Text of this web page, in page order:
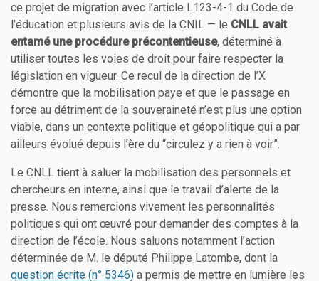
ce projet de migration avec l’article L123-4-1 du Code de
l’éducation et plusieurs avis de la CNIL — le CNLL avait
entamé une procédure précontentieuse, déterminé à
utiliser toutes les voies de droit pour faire respecter la
législation en vigueur. Ce recul de la direction de l’X
démontre que la mobilisation paye et que le passage en
force au détriment de la souveraineté n’est plus une option
viable, dans un contexte politique et géopolitique qui a par
ailleurs évolué depuis l’ère du “circulez y a rien à voir”.
Le CNLL tient à saluer la mobilisation des personnels et
chercheurs en interne, ainsi que le travail d’alerte de la
presse. Nous remercions vivement les personnalités
politiques qui ont œuvré pour demander des comptes à la
direction de l’école. Nous saluons notamment l’action
déterminée de M. le député Philippe Latombe, dont la
question écrite (n° 5346) a permis de mettre en lumière les